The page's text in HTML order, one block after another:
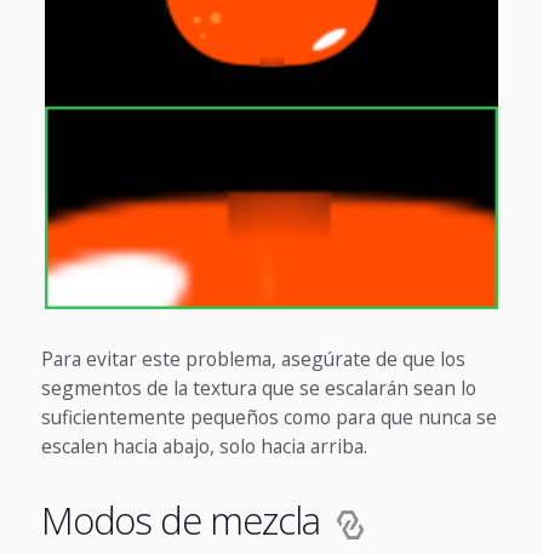
Para evitar este problema, asegúrate de que los
segmentos de la textura que se escalarán sean lo
suficientemente pequeños como para que nunca se
escalen hacia abajo, solo hacia arriba.
Modos de mezcla